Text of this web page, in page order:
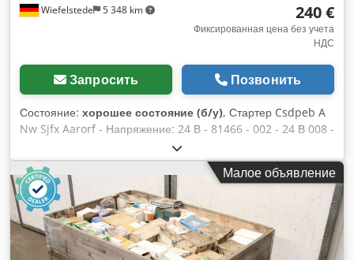
Wiefelstede 5 348 km 240 €
Фиксированная цена без учета
НДС
Запросить Позвонить
Состояние: хорошее состояние (б/у), Стартер Csdpeb A
Nw Sjfx Aarorf - Напряжение: 24 В - 81466 - 002 - 24 В 008 -
Малое объявление